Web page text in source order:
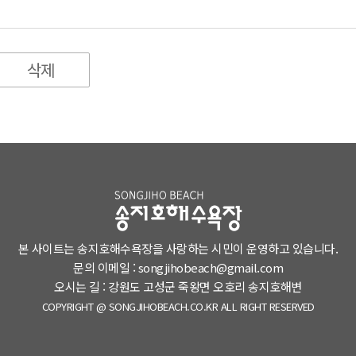
삭제
본 사이트는 송지호해수욕장을 사랑하는 시민이 운영하고 있습니다.
문의 이메일 : songjihobeach@gmail.com
오시는 길 : 강원도 고성군 죽왕면 오호리 송지호해변
COPYRIGHT @ SONGJIHOBEACH.CO.KR ALL RIGHT RESERVED